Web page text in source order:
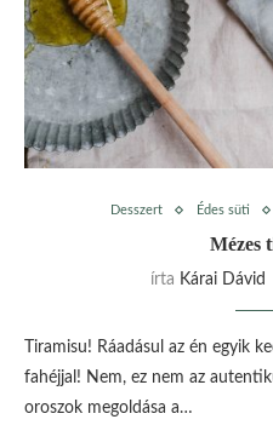
Desszert Édes süti
Mézes
írta Kárai Dávid
Tiramisu! Ráadásul az én egyik
fahéjjal! Nem, ez nem az
oroszok megoldása a…